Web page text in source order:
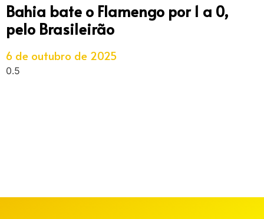
Bahia bate o Flamengo por 1 a 0,
pelo Brasileirão
6 de outubro de 2025